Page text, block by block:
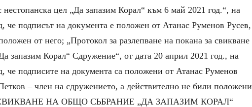
цел „Да запазим Корал“ към 6 май 2021 год.“, на
че подписът на документа е положен от Атанас Руменов Русев,
от него; „Протокол за разлепване на покана за свикване
запазим Корал“ Сдружение“, от дата 20 април 2021 год., на
че подписите на документа са положени от Атанас Руменов
– член на сдружението, а действително не били положени
НА ОБЩО СЬБРАНИЕ „ДА ЗАПАЗИМ КОРАЛ“